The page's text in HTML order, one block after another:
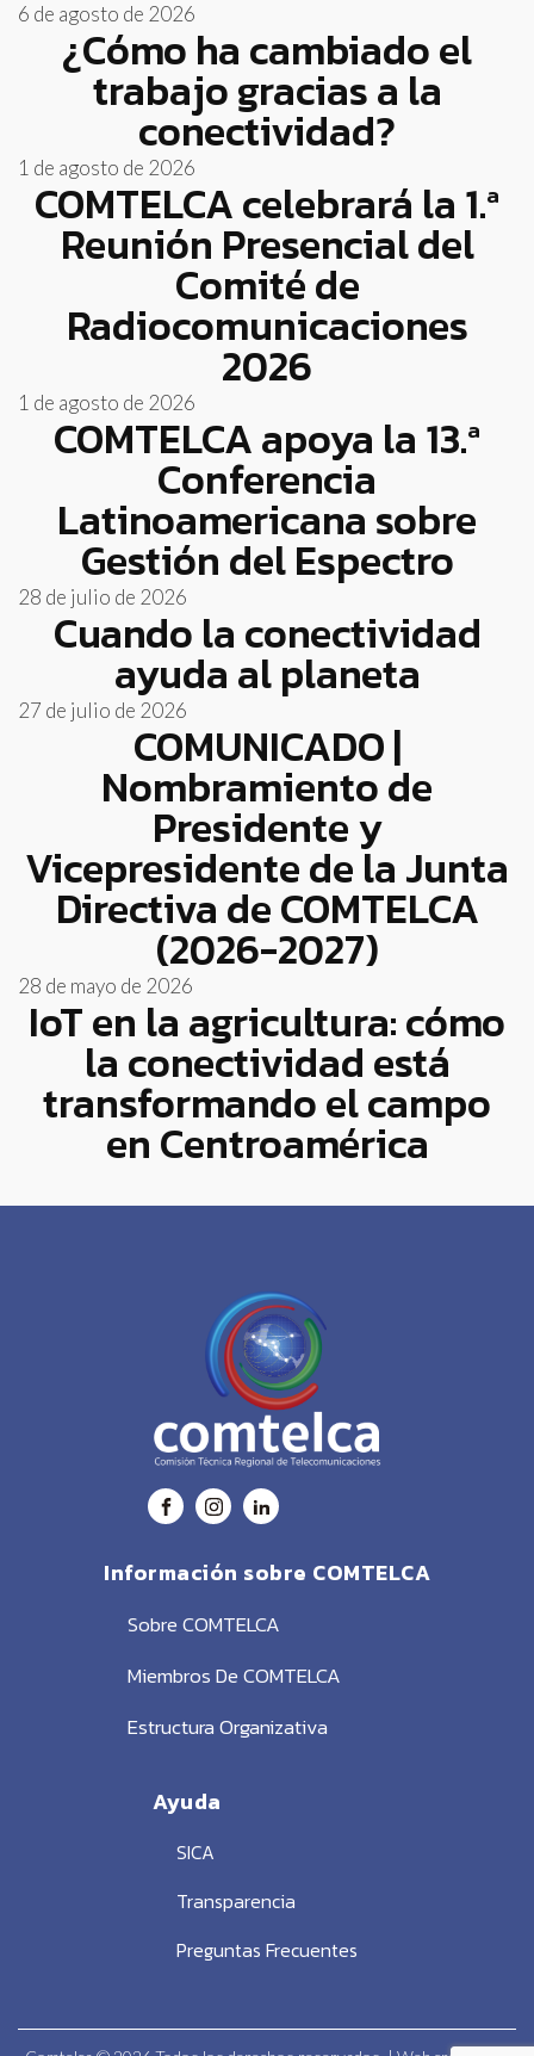
6 de agosto de 2026
¿Cómo ha cambiado el
trabajo gracias a la
conectividad?
1 de agosto de 2026
COMTELCA celebrará la 1.ª
Reunión Presencial del
Comité de
Radiocomunicaciones
2026
1 de agosto de 2026
COMTELCA apoya la 13.ª
Conferencia
Latinoamericana sobre
Gestión del Espectro
28 de julio de 2026
Cuando la conectividad
ayuda al planeta
27 de julio de 2026
COMUNICADO |
Nombramiento de
Presidente y
Vicepresidente de la Junta
Directiva de COMTELCA
(2026-2027)
28 de mayo de 2026
IoT en la agricultura: cómo
la conectividad está
transformando el campo
en Centroamérica
Información sobre COMTELCA
Sobre COMTELCA
Miembros De COMTELCA
Estructura Organizativa
Ayuda
SICA
Transparencia
Preguntas Frecuentes